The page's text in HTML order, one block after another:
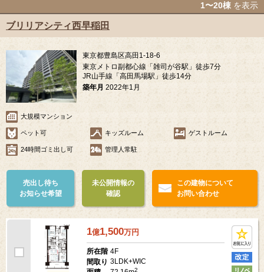
1〜20棟 を表示
ブリリアシティ西早稲田
東京都豊島区高田1-18-6
東京メトロ副都心線「雑司が谷駅」徒歩7分
JR山手線「高田馬場駅」徒歩14分
築年月 2022年1月
大規模マンション
ペット可 キッズルーム ゲストルーム
24時間ゴミ出し可 管理人常駐
売出し待ち
お知らせ希望
未公開情報の
確認
この建物について
お問い合わせ
1億1,500万円
所在階 4F
間取り 3LDK+WIC
2